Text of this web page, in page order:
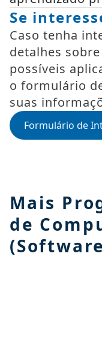
Se
Caso tenha
detalhes
possíveis
o formulário
suas
Formulário de
Mais
de